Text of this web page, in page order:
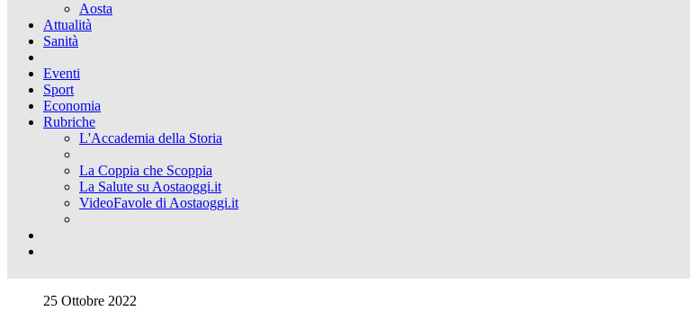
Aosta
Attualità
Sanità
Eventi
Sport
Economia
Rubriche
L'Accademia della Storia
La Coppia che Scoppia
La Salute su Aostaoggi.it
VideoFavole di Aostaoggi.it
25 Ottobre 2022